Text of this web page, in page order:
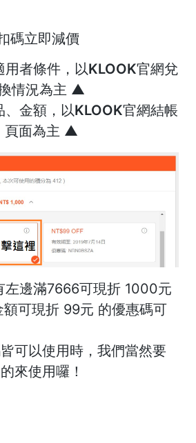
碼立即減價
用者條件，以KLOOK官網兌
情況為主 ▲
、金額，以KLOOK官網結帳
頁面為主 ▲
左邊滿7666可現折 1000元
可現折 99元 的優惠碼可
可以使用時， 我們當然要
來使用囉！